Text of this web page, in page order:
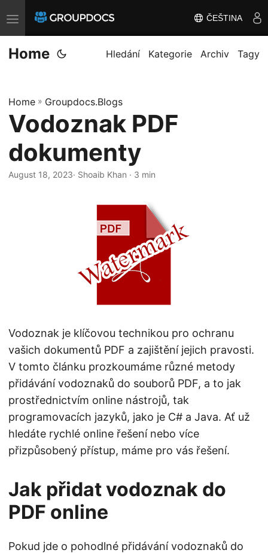
T
o
g
e
n
v
i
ČEŠTINA
Home Hledání Kategorie Archiv Tagy
Home » Groupdocs.Blogs
Vodoznak PDF
dokumenty
August 18, 2023· Shoaib Khan · 3 min
Vodoznak je klíčovou technikou pro ochranu
vašich dokumentů PDF a zajištění jejich pravosti.
V tomto článku prozkoumáme různé metody
přidávání vodoznaků do souborů PDF, a to jak
prostřednictvím online nástrojů, tak
programovacích jazyků, jako je C# a Java. Ať už
hledáte rychlé online řešení nebo více
přizpůsobený přístup, máme pro vás řešení.
Jak přidat vodoznak do
PDF online
Pokud jde o pohodlné přidávání vodoznaků do